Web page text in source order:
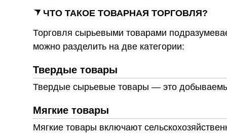
ЧТО ТАКОЕ ТОВАРНАЯ ТОРГОВЛЯ?
Торговля сырьевыми товарами
можно разделить на две категории:
Твердые товары
Твердые сырьевые товары — это
Мягкие товары
Мягкие товары включают